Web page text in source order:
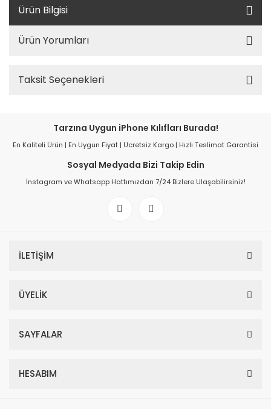
Ürün Bilgisi
Ürün Yorumları
Taksit Seçenekleri
Tarzına Uygun iPhone Kılıfları Burada!
En Kaliteli Ürün | En Uygun Fiyat | Ücretsiz Kargo | Hızlı Teslimat Garantisi
Sosyal Medyada Bizi Takip Edin
İnstagram ve Whatsapp Hattımızdan 7/24 Bizlere Ulaşabilirsiniz!
İLETİŞİM
ÜYELİK
SAYFALAR
HESABIM